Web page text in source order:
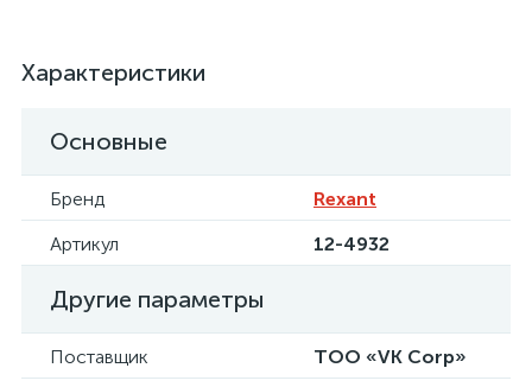
Характеристики
Основные
Бренд
Rexant
Артикул
12-4932
Другие параметры
Поставщик
ТОО «VK Corp»